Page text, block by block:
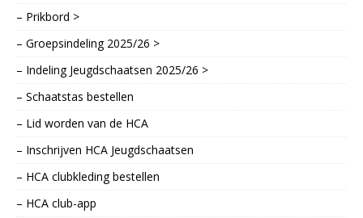
– Prikbord >
– Groepsindeling 2025/26 >
– Indeling Jeugdschaatsen 2025/26 >
– Schaatstas bestellen
– Lid worden van de HCA
– Inschrijven HCA Jeugdschaatsen
– HCA clubkleding bestellen
– HCA club-app